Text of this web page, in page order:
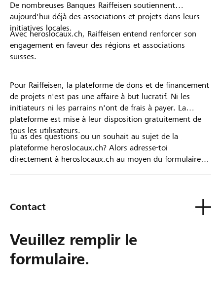
De nombreuses Banques Raiffeisen soutiennent
aujourd'hui déjà des associations et projets dans leurs
initiatives locales.
Avec heroslocaux.ch, Raiffeisen entend renforcer son
engagement en faveur des régions et associations
suisses.
Pour Raiffeisen, la plateforme de dons et de financement
de projets n'est pas une affaire à but lucratif. Ni les
initiateurs ni les parrains n'ont de frais à payer. La
plateforme est mise à leur disposition gratuitement de
tous les utilisateurs.
Tu as des questions ou un souhait au sujet de la
plateforme heroslocaux.ch? Alors adresse-toi
directement à heroslocaux.ch au moyen du formulaire
Contact
Veuillez remplir le
formulaire.